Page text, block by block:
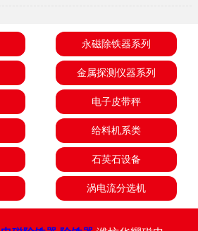
永磁除铁器系列
金属探测仪器系列
电子皮带秤
给料机系类
石英石设备
涡电流分选机